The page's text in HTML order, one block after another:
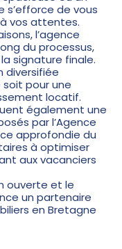
s’efforce de vous
vos attentes.
l’agence
du processus,
signature finale.
diversifiée
pour une
locatif.
également une
par l’Agence
approfondie du
à optimiser
aux vacanciers
ouverte et le
un partenaire
en Bretagne